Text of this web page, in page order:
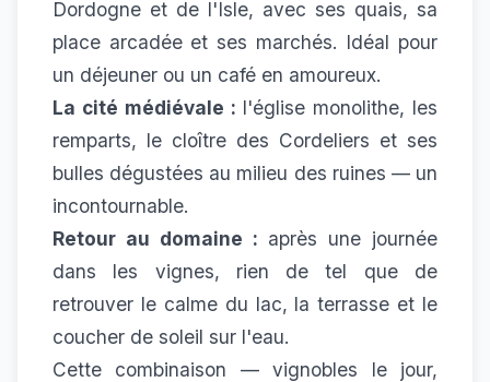
Dordogne et de l'Isle, avec ses quais, sa
place arcadée et ses marchés. Idéal pour
un déjeuner ou un café en amoureux.
La cité médiévale : l'église monolithe, les
remparts, le cloître des Cordeliers et ses
bulles dégustées au milieu des ruines — un
incontournable.
Retour au domaine : après une journée
dans les vignes, rien de tel que de
retrouver le calme du lac, la terrasse et le
coucher de soleil sur l'eau.
Cette combinaison — vignobles le jour,